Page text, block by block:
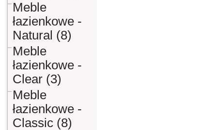
Meble
łazienkowe -
Natural (8)
Meble
łazienkowe -
Clear (3)
Meble
łazienkowe -
Classic (8)